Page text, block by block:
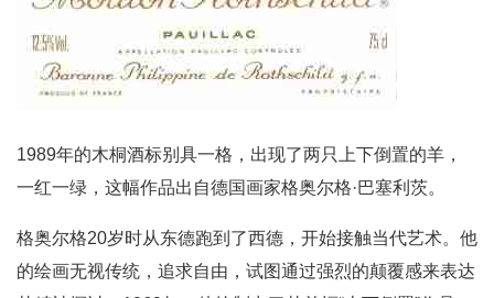
1989年的木桐酒标别具一格，出现了两只上下倒置的羊，
一红一绿，这幅作品出自德国画家格奥尔格·巴塞利茨。
格奥尔格20岁时从东德跑到了西德，开始接触当代艺术。他
的绘画无视传统，追求自由，试图通过强烈的颠覆感来表达